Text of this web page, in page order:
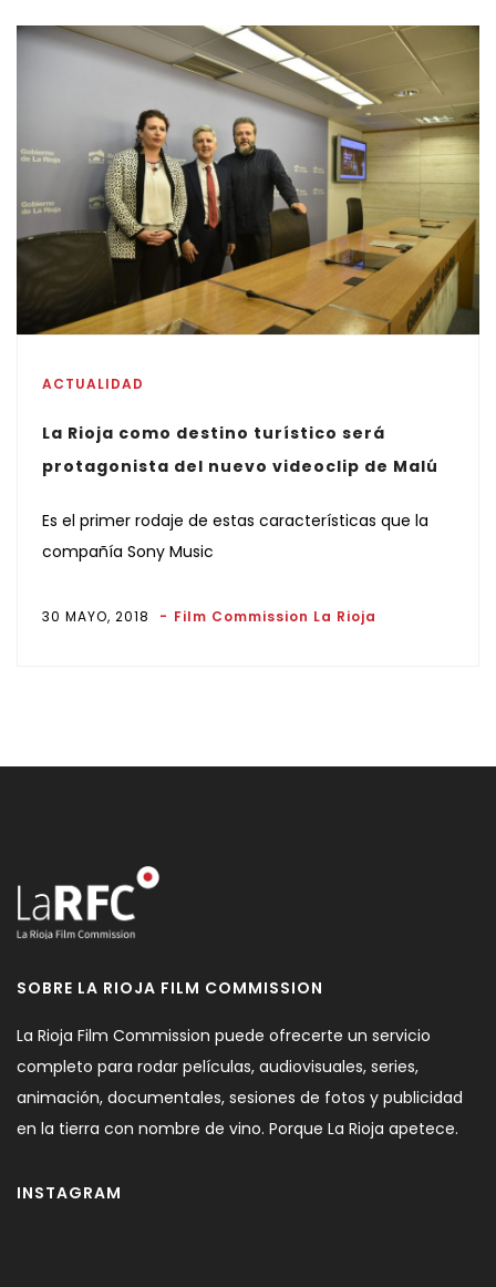
ACTUALIDAD
La Rioja como destino turístico será
protagonista del nuevo videoclip de Malú
Es el primer rodaje de estas características que la
compañía Sony Music
30 MAYO, 2018 Film Commission La Rioja
SOBRE LA RIOJA FILM COMMISSION
La Rioja Film Commission puede ofrecerte un servicio
completo para rodar películas, audiovisuales, series,
animación, documentales, sesiones de fotos y publicidad
en la tierra con nombre de vino. Porque La Rioja apetece.
INSTAGRAM